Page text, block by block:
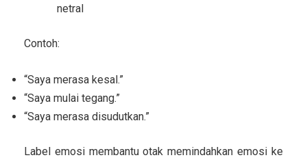
netral
Contoh:
“Saya merasa kesal.”
“Saya mulai tegang.”
“Saya merasa disudutkan.”
Label emosi membantu otak memindahkan emosi ke